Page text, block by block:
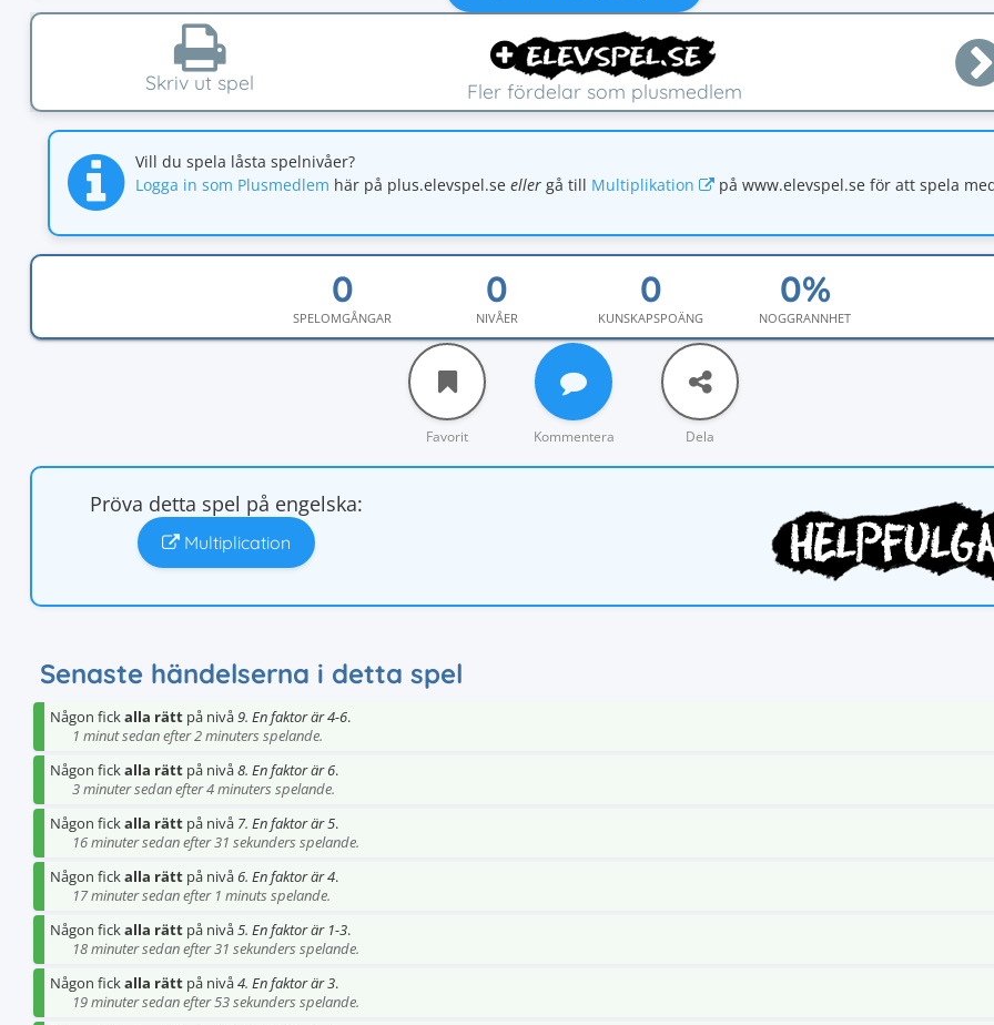
Skriv ut spel Fler fördelar som plusmedlem
Vill du spela låsta spelnivåer?
Logga in som Plusmedlem här på plus.elevspel.se eller gå till Multiplikation på www.elevspel.se för att spela
SPELOMGÅNGAR NIVÅER KUNSKAPSPOÄNG NOGGRANNHET
Favorit Kommentera Dela
Pröva detta spel på engelska:
Multiplication
Senaste händelserna i detta spel
Någon fickalla rätt på nivå9. En faktor är 4-6.
1 minut sedan efter 2 minuters spelande.
Någon fickalla rätt på nivå8. En faktor är 6.
3 minuter sedan efter 4 minuters spelande.
Någon fickalla rätt på nivå 7. En faktor är 5.
16 minuter sedan efter 31 sekunders spelande.
Någon fickalla rätt på nivå6. En faktor är 4.
17 minuter sedan efter 1 minuts spelande.
Någon fickalla rätt på nivå5. En faktor är 1-3.
18 minuter sedan efter 31 sekunders spelande.
Någon fickalla rätt på nivå4. En faktor är 3.
19 minuter sedan efter 53 sekunders spelande.